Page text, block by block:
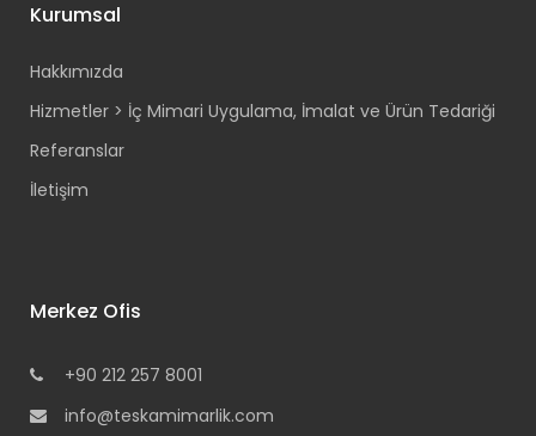
Kurumsal
Hakkımızda
Hizmetler > İç Mimari Uygulama, İmalat ve Ürün Tedariği
Referanslar
İletişim
Merkez Ofis
+90 212 257 8001
info@teskamimarlik.com